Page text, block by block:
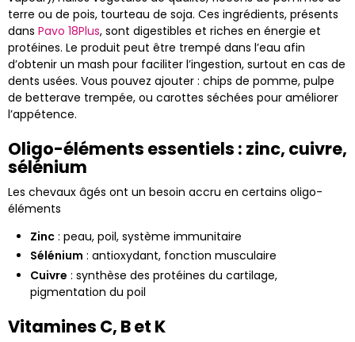
terre ou de pois, tourteau de soja. Ces ingrédients, présents
dans Pavo 18Plus, sont digestibles et riches en énergie et
protéines. Le produit peut être trempé dans l’eau afin
d’obtenir un mash pour faciliter l’ingestion, surtout en cas de
dents usées. Vous pouvez ajouter : chips de pomme, pulpe
de betterave trempée, ou carottes séchées pour améliorer
l’appétence.
Oligo-éléments essentiels : zinc, cuivre,
sélénium
Les chevaux âgés ont un besoin accru en certains oligo-
éléments
Zinc : peau, poil, système immunitaire
Sélénium : antioxydant, fonction musculaire
Cuivre : synthèse des protéines du cartilage,
pigmentation du poil
Vitamines C, B et K